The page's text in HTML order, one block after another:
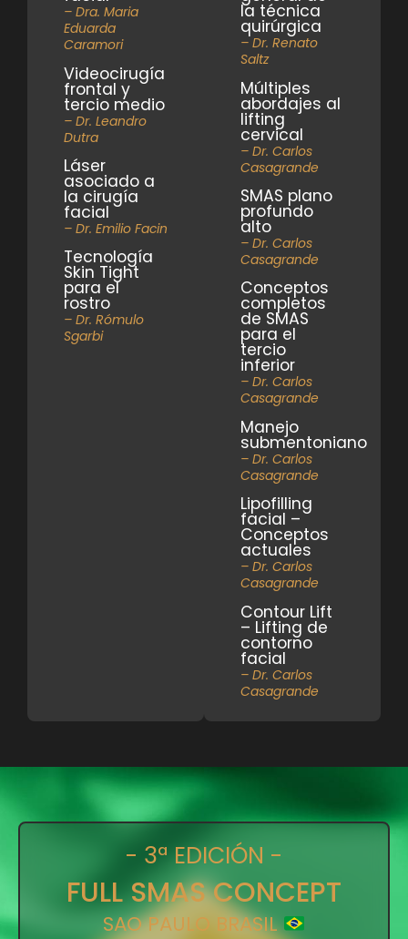
– Dra. Maria
Eduarda
Caramori
Videocirugía
frontal y
tercio medio
– Dr. Leandro
Dutra
Láser
asociado a
la cirugía
facial
– Dr. Emilio Facin
Tecnología
Skin Tight
para el
rostro
– Dr. Rómulo
Sgarbi
la técnica
quirúrgica
– Dr. Renato
Saltz
Múltiples
abordajes al
lifting
cervical
– Dr. Carlos
Casagrande
SMAS plano
profundo
alto
– Dr. Carlos
Casagrande
Conceptos
completos
de SMAS
para el
tercio
inferior
– Dr. Carlos
Casagrande
Manejo
submentoniano
– Dr. Carlos
Casagrande
Lipofilling
facial –
Conceptos
actuales
– Dr. Carlos
Casagrande
Contour Lift
– Lifting de
contorno
facial
– Dr. Carlos
Casagrande
- 3ª EDICIÓN -
FULL SMAS CONCEPT
SAO PAULO BRASIL